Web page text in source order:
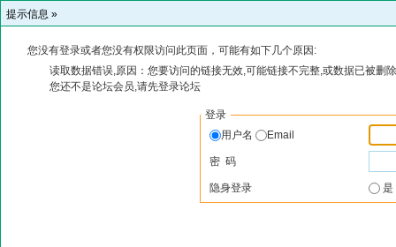
提示信息 »
您没有登录或者您没有权限访问此页面，可能有如下几个原因:
读取数据错误,原因：您要访问的链接无效,可能链接不完整,或数据已被删
您还不是论坛会员,请先登录论坛
登录
用户名
Email
密 码
隐身登录